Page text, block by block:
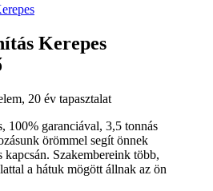
Kerepes
20 év tapasztalat
100% garanciával, 3,5 tonnás
örömmel segít önnek
Szakembereink több,
a hátuk mögött állnak az ön